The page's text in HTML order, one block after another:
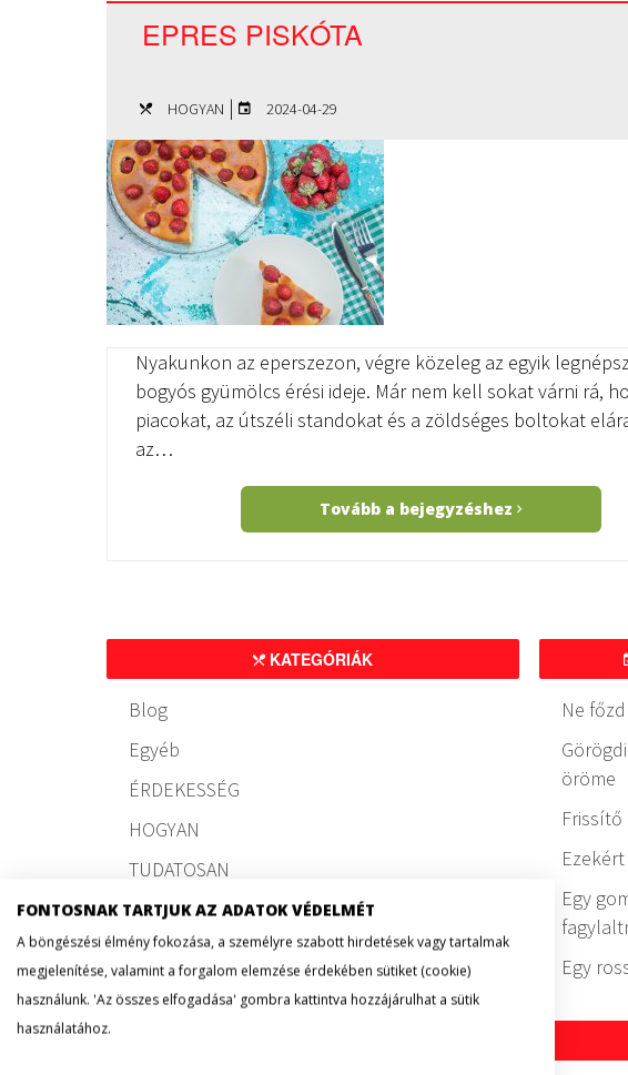
EPRES PISKÓTA
HOGYAN | 2024-04-29
Nyakunkon az eperszezon, végre közeleg az egyik
bogyós gyümölcs érési ideje. Már nem kell sokat várni rá,
piacokat, az útszéli standokat és a zöldséges boltokat
az…
Tovább a bejegyzéshez
KATEGÓRIÁK
Blog
Egyéb
ÉRDEKESSÉG
HOGYAN
TUDATOSAN
Ne
öröme
Egy
Egy
FONTOSNAK TARTJUK AZ ADATOK VÉDELMÉT
A böngészési élmény fokozása, a személyre szabott hirdetések vagy tartalmak
megjelenítése, valamint a forgalom elemzése érdekében sütiket (cookie)
használunk. 'Az összes elfogadása' gombra kattintva hozzájárulhat a sütik
használatához.